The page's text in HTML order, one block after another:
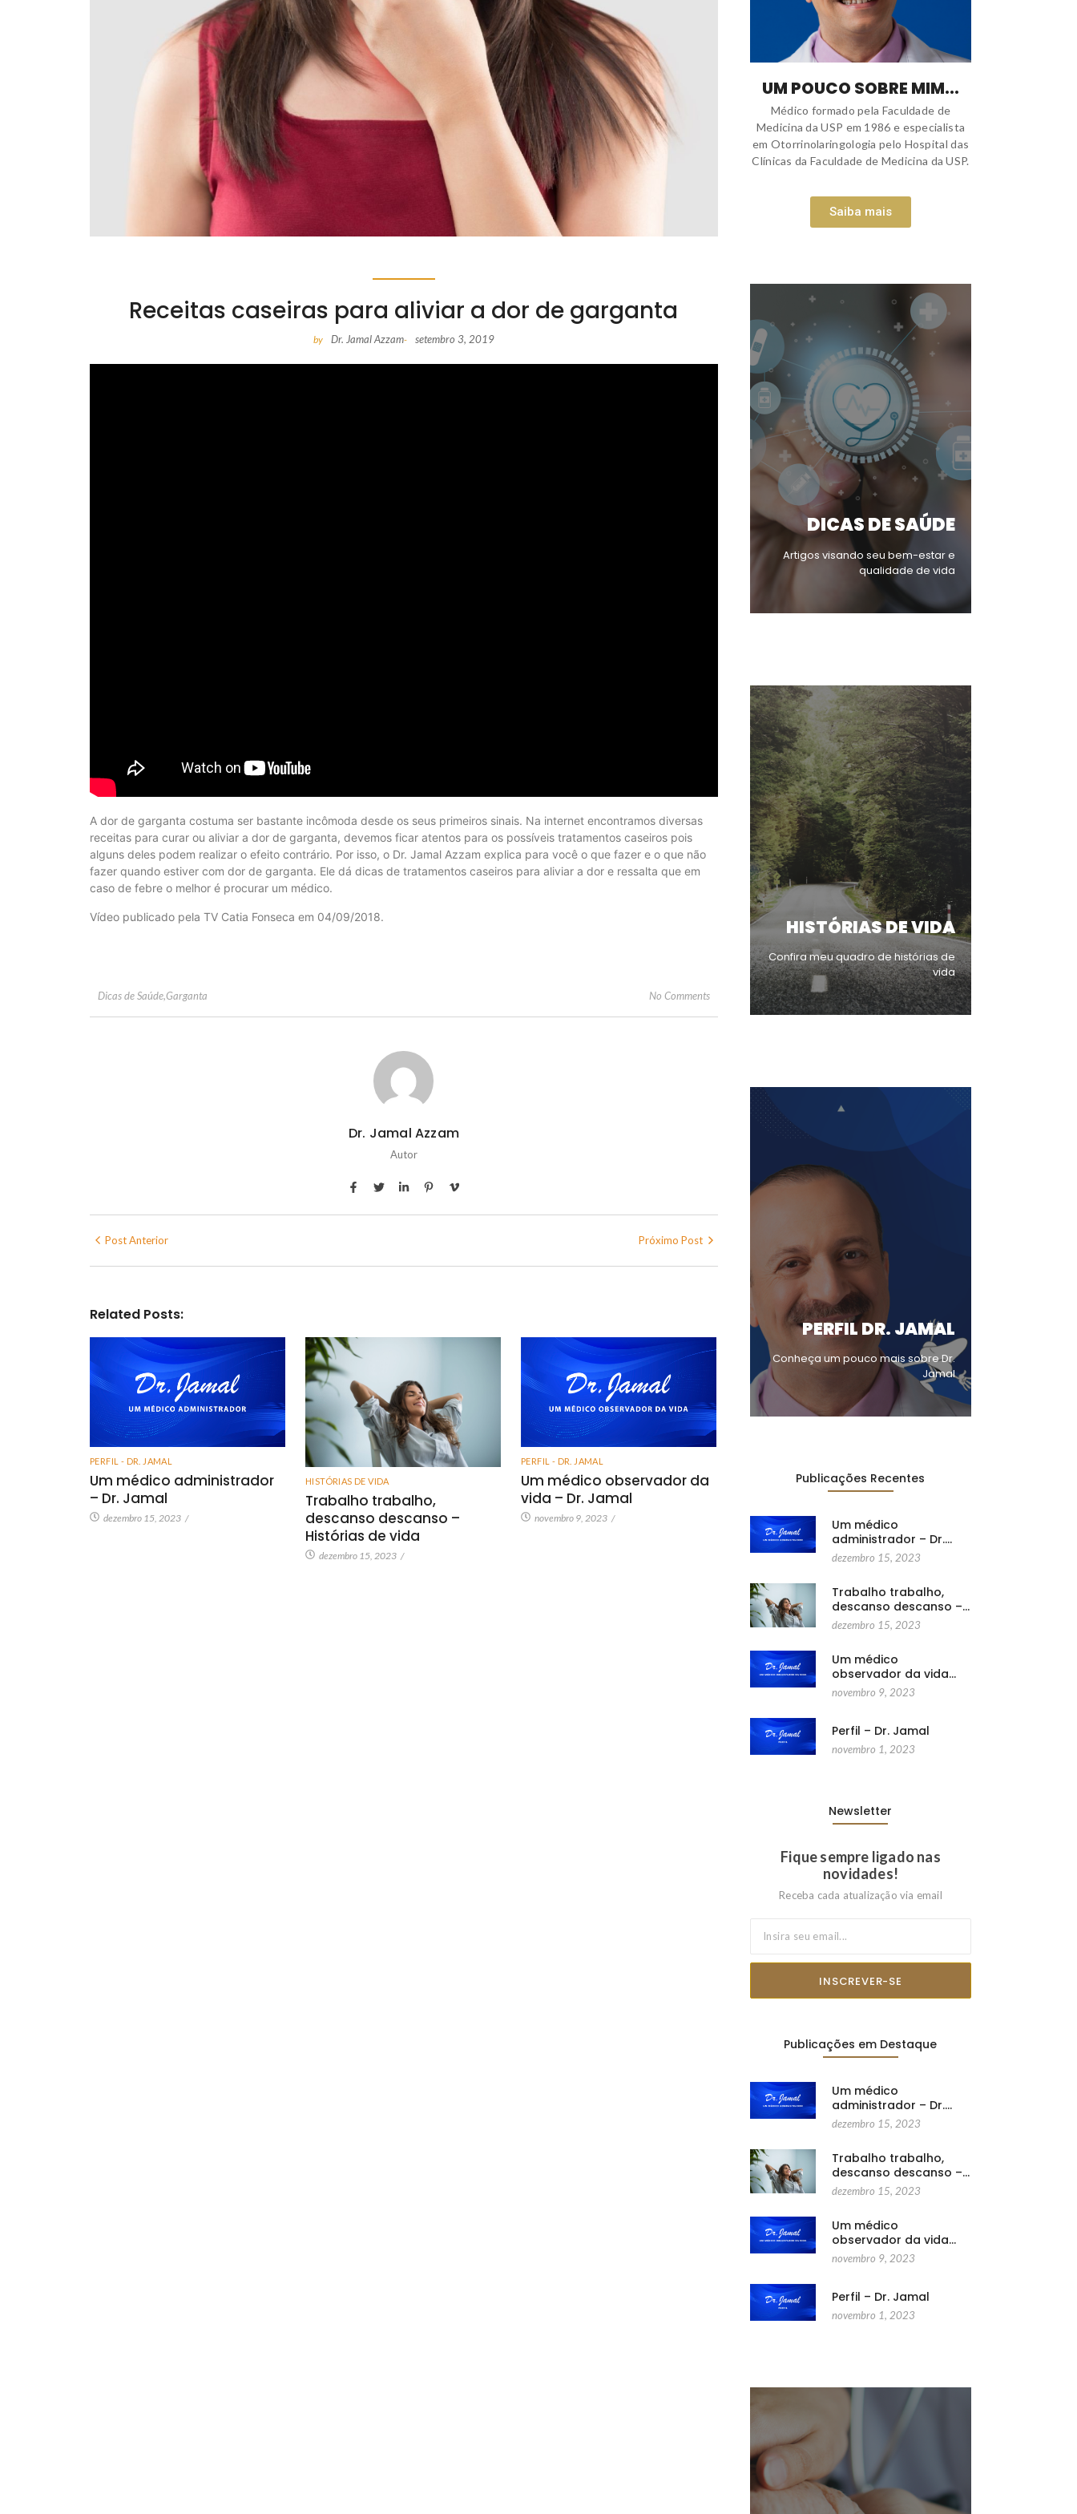
Receitas caseiras para aliviar a dor de garganta
by Dr. Jamal Azzam- setembro 3, 2019
A dor de garganta costuma ser bastante incômoda desde os seus primeiros sinais. Na internet encontramos diversas
receitas para curar ou aliviar a dor de garganta, devemos ficar atentos para os possíveis tratamentos caseiros pois
alguns deles podem realizar o efeito contrário. Por isso, o Dr. Jamal Azzam explica para você o que fazer e o que não
fazer quando estiver com dor de garganta. Ele dá dicas de tratamentos caseiros para aliviar a dor e ressalta que em
caso de febre o melhor é procurar um médico.
Vídeo publicado pela TV Catia Fonseca em 04/09/2018.
Dicas de Saúde,Garganta No Comments
Dr. Jamal Azzam
Autor
Post Anterior Próximo Post
Related Posts:
PERFIL - DR. JAMAL
Um médico administrador
– Dr. Jamal
dezembro 15, 2023 /
HISTÓRIAS DE VIDA
Trabalho trabalho,
descanso descanso –
Histórias de vida
dezembro 15, 2023 /
PERFIL - DR. JAMAL
Um médico observador da
vida – Dr. Jamal
novembro 9, 2023 /
UM POUCO SOBRE MIM...
Médico formado pela Faculdade de
Medicina da USP em 1986 e especialista
em Otorrinolaringologia pelo Hospital das
Clínicas da Faculdade de Medicina da USP.
Saiba mais
DICAS DE SAÚDE
Artigos visando seu bem-estar e
qualidade de vida
HISTÓRIAS DE VIDA
Confira meu quadro de histórias de
vida
PERFIL DR. JAMAL
Conheça um pouco mais sobre Dr.
Jamal
Publicações Recentes
Um médico
administrador – Dr.…
dezembro 15, 2023
Trabalho trabalho,
descanso descanso –…
dezembro 15, 2023
Um médico
observador da vida…
novembro 9, 2023
Perfil – Dr. Jamal
novembro 1, 2023
Newsletter
Fique sempre ligado nas
novidades!
Receba cada atualização via email
INSCREVER-SE
Publicações em Destaque
Um médico
administrador – Dr.…
dezembro 15, 2023
Trabalho trabalho,
descanso descanso –…
dezembro 15, 2023
Um médico
observador da vida…
novembro 9, 2023
Perfil – Dr. Jamal
novembro 1, 2023